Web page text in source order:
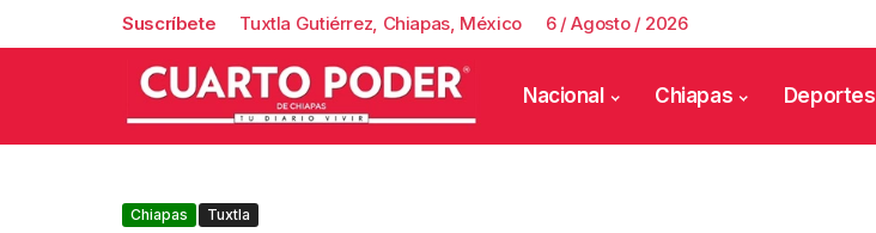
Suscríbete Tuxtla Gutiérrez, Chiapas, México 6 / Agosto / 2026
Nacional Chiapas Deportes
Chiapas Tuxtla